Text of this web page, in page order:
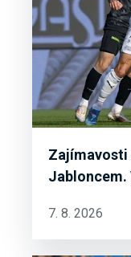
Zajímavosti
Jabloncem.
7. 8. 2026